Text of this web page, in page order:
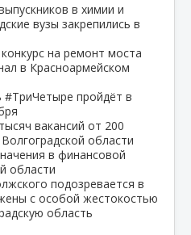
в химии и
вузы закрепились в
на ремонт моста
в Красноармейском
#ТриЧетыре пройдёт в
вакансий от 200
области
в финансовой
области
подозревается в
с особой жестокостью
область